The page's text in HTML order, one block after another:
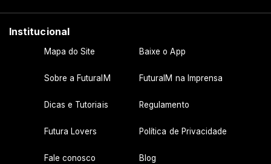
Institucional
Mapa do Site Baixe o App
Sobre a FuturaIM FuturaIM na Imprensa
Dicas e Tutoriais Regulamento
Futura Lovers Política de Privacidade
Fale conosco Blog